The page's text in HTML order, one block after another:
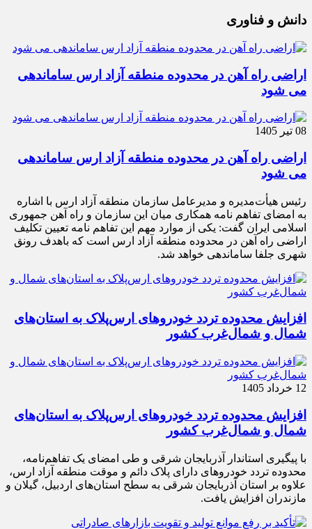
دانش و فناوری
اراضی راه آهن در محدوده منطقه آزاد ارس ساماندهی
می شود
08 تیر 1405
اراضی راه آهن در محدوده منطقه آزاد ارس ساماندهی
می شود
رئیس هیأت‌مدیره و مدیرعامل سازمان منطقه آزاد ارس با اشاره
به امضای تفاهم نامه همکاری میان این سازمان و راه آهن جمهوری
اسلامی ایران گفت: یکی از موارد مهم این تفاهم نامه تعیین تکلیف
اراضی راه آهن در محدوده منطقه آزاد ارس است که باهدف رونق
شهری جلفا ساماندهی خواهد شد.
افزایش محدوده تردد خودروهای ارس‌پلاک به استان‌های
شمال و شمال‌غرب کشور
12 خرداد 1405
افزایش محدوده تردد خودروهای ارس‌پلاک به استان‌های
شمال و شمال‌غرب کشور
با پیگیری استاندار آذربایجان شرقی و طی امضای یک تفاهم‌نامه،
محدوده تردد خودروهای دارای پلاک دائم و موقت منطقه آزاد ارس،
علاوه بر استان آذربایجان شرقی به سطح استان‌های اردبیل، گیلان و
مازندران افزایش یافت.